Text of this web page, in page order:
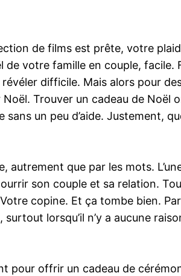
de films est prête, votre
votre famille en couple, facile.
difficile. Mais alors pour
Trouver un cadeau de Noël
un peu d’aide. Justement,
autrement que par les mots.
son couple et sa relation.
copine. Et ça tombe bien.
lorsqu’il n’y a aucune
pour offrir un cadeau de